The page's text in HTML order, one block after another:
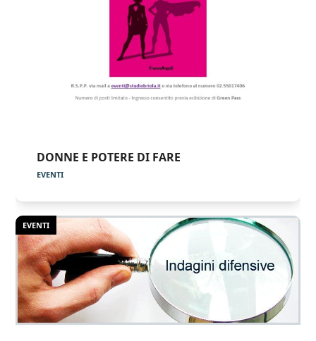
DONNE E POTERE DI FARE
EVENTI
EVENTI